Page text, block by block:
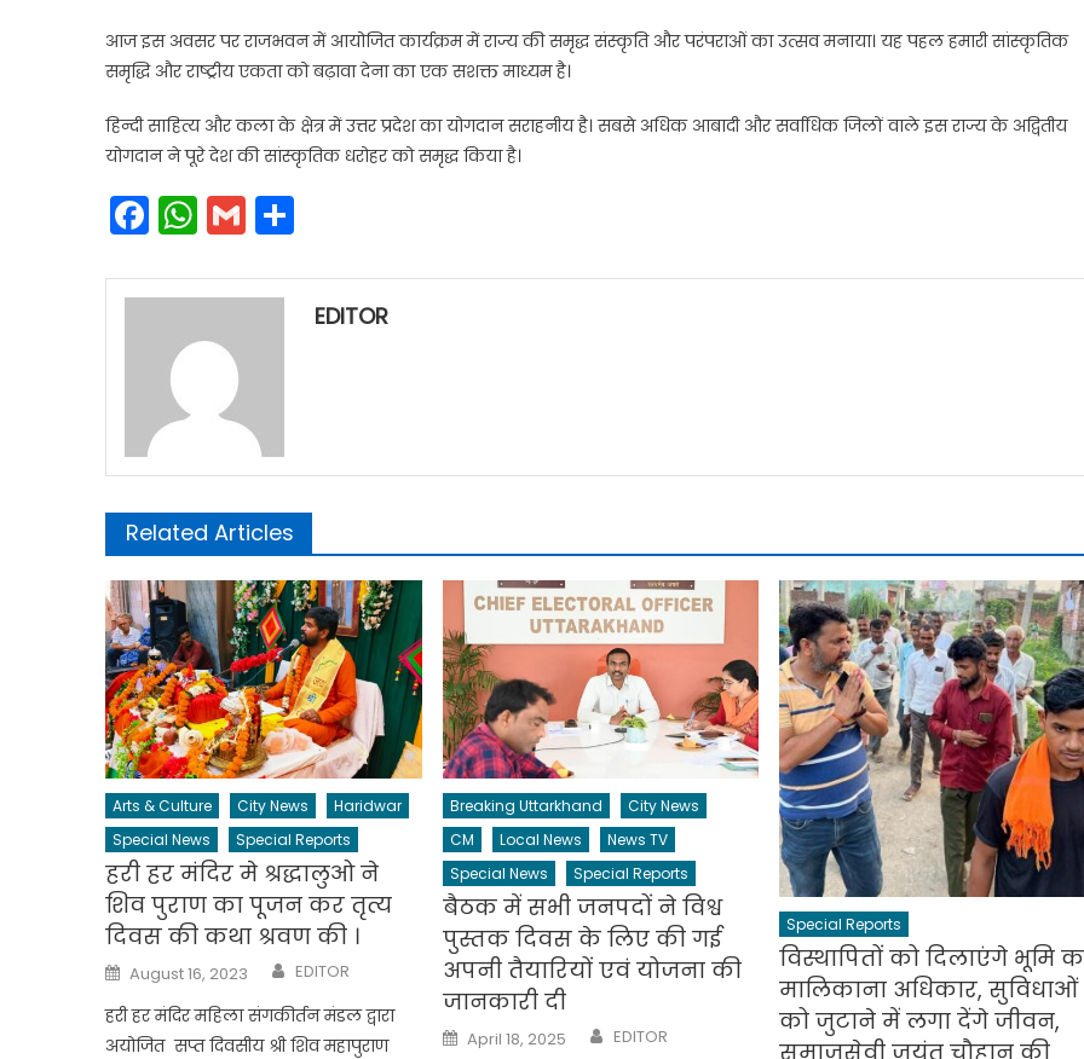
आज इस अवसर पर राजभवन में आयोजित कार्यक्रम में राज्य की समृद्ध संस्कृति और परंपराओं का उत्सव मनाया। यह पहल हमारी सांस्कृतिक
समृद्धि और राष्ट्रीय एकता को बढ़ावा देना का एक सशक्त माध्यम है।
हिन्दी साहित्य और कला के क्षेत्र में उत्तर प्रदेश का योगदान सराहनीय है। सबसे अधिक आबादी और सर्वाधिक जिलों वाले इस राज्य के अद्वितीय
योगदान ने पूरे देश की सांस्कृतिक धरोहर को समृद्ध किया है।
Facebook
WhatsApp
Gmail
EDITOR
Related Articles
Arts & Culture City News
Haridwar
Special News
Special Reports
हरी हर मंदिर मे श्रद्धालुओ ने
शिव पुराण का पूजन कर तृत्य
दिवस की कथा श्रवण की ।
Posted
on
August 16, 2023 Author
EDITOR
हरी हर मंदिर महिला संगकीर्तन मंडल द्वारा
अयोजित सप्त दिवसीय श्री शिव महापुराण
Breaking Uttarkhand
City News
CM
Local News
News TV
Special News
Special Reports
बैठक में सभी जनपदों ने विश्व
पुस्तक दिवस के लिए की गई
अपनी तैयारियों एवं योजना की
जानकारी दी
Posted
on
April 18, 2025 Author
EDITOR
Special Reports
विस्थापितों को दिलाएंगे भूमि
मालिकाना अधिकार, सुविधाओं
को जुटाने में लगा देंगे जीवन,
समाजसेवी जयंत चौहान की